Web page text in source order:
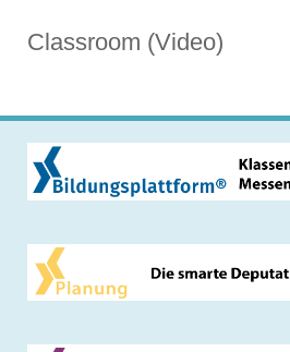
Classroom (Video)